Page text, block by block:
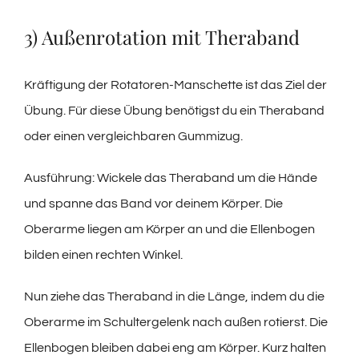
3) Außenrotation mit Theraband
Kräftigung der Rotatoren-Manschette ist das Ziel der
Übung. Für diese Übung benötigst du ein Theraband
oder einen vergleichbaren Gummizug.
Ausführung: Wickele das Theraband um die Hände
und spanne das Band vor deinem Körper. Die
Oberarme liegen am Körper an und die Ellenbogen
bilden einen rechten Winkel.
Nun ziehe das Theraband in die Länge, indem du die
Oberarme im Schultergelenk nach außen rotierst. Die
Ellenbogen bleiben dabei eng am Körper. Kurz halten